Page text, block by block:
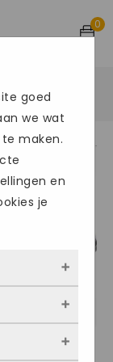
0
/ Instapper
goed
we wat
maken.
en
je
website
onze